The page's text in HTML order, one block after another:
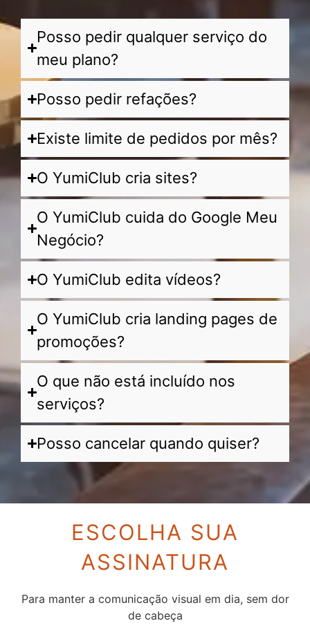
Posso pedir qualquer serviço do
meu plano?
Posso pedir refações?
Existe limite de pedidos por mês?
O YumiClub cria sites?
O YumiClub cuida do Google Meu
Negócio?
O YumiClub edita vídeos?
O YumiClub cria landing pages de
promoções?
O que não está incluído nos
serviços?
Posso cancelar quando quiser?
ESCOLHA SUA
ASSINATURA
Para manter a comunicação visual em dia, sem dor
de cabeça